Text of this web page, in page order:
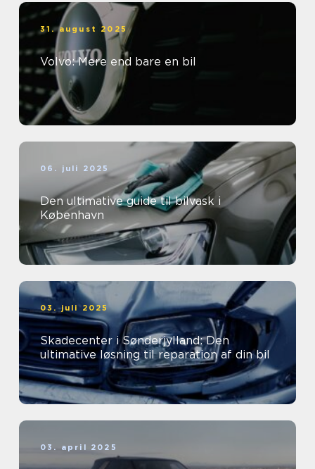
31. august 2025
Volvo: Mere end bare en bil
06. juli 2025
Den ultimative guide til bilvask i
København
03. juli 2025
Skadecenter i Sønderjylland: Den
ultimative løsning til reparation af din bil
03. april 2025